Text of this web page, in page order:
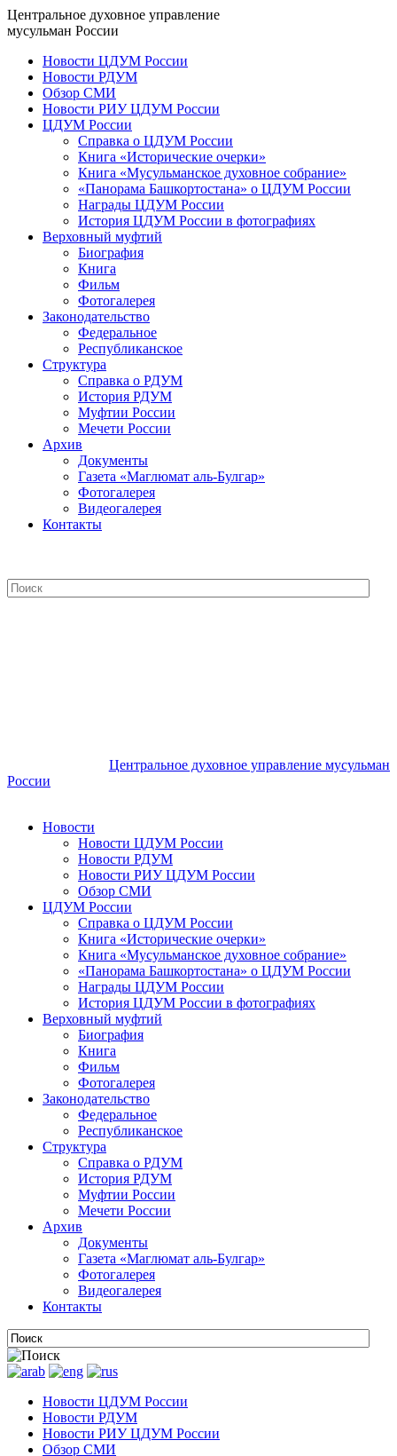
Центральное духовное управление
мусульман России
Новости ЦДУМ России
Новости РДУМ
Обзор СМИ
Новости РИУ ЦДУМ России
ЦДУМ России
Справка о ЦДУМ России
Книга «Исторические очерки»
Книга «Мусульманское духовное собрание»
«Панорама Башкортостана» о ЦДУМ России
Награды ЦДУМ России
История ЦДУМ России в фотографиях
Верховный муфтий
Биография
Книга
Фильм
Фотогалерея
Законодательство
Федеральное
Республиканское
Структура
Справка о РДУМ
История РДУМ
Муфтии России
Мечети России
Архив
Документы
Газета «Маглюмат аль-Булгар»
Фотогалерея
Видеогалерея
Контакты
Центральное духовное управление мусульман
России
Новости
Новости ЦДУМ России
Новости РДУМ
Новости РИУ ЦДУМ России
Обзор СМИ
ЦДУМ России
Справка о ЦДУМ России
Книга «Исторические очерки»
Книга «Мусульманское духовное собрание»
«Панорама Башкортостана» о ЦДУМ России
Награды ЦДУМ России
История ЦДУМ России в фотографиях
Верховный муфтий
Биография
Книга
Фильм
Фотогалерея
Законодательство
Федеральное
Республиканское
Структура
Справка о РДУМ
История РДУМ
Муфтии России
Мечети России
Архив
Документы
Газета «Маглюмат аль-Булгар»
Фотогалерея
Видеогалерея
Контакты
Новости ЦДУМ России
Новости РДУМ
Новости РИУ ЦДУМ России
Обзор СМИ